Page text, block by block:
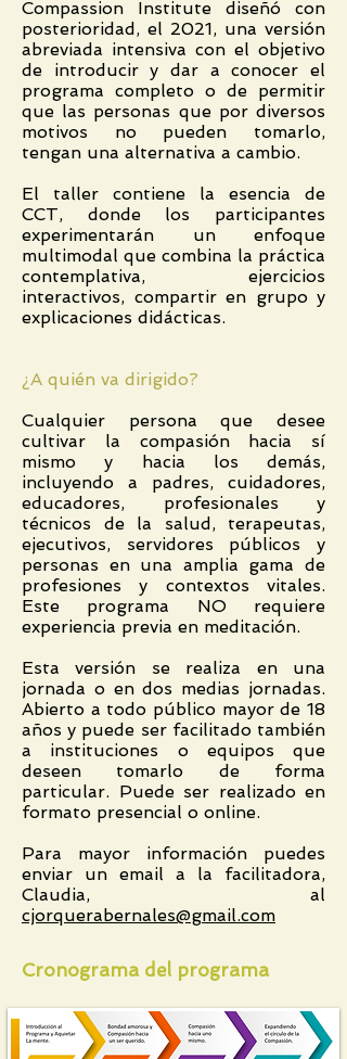
Compassion Institute diseñó con
posterioridad, el 2021, una versión
abreviada intensiva con el objetivo
de introducir y dar a conocer el
programa completo o de permitir
que las personas que por diversos
motivos no pueden tomarlo,
tengan una alternativa a cambio.
El taller contiene la esencia de
CCT, donde los participantes
experimentarán un enfoque
multimodal que combina la práctica
contemplativa, ejercicios
interactivos, compartir en grupo y
explicaciones didácticas.
¿A quién va dirigido?
Cualquier persona que desee
cultivar la compasión hacia sí
mismo y hacia los demás,
incluyendo a padres, cuidadores,
educadores, profesionales y
técnicos de la salud, terapeutas,
ejecutivos, servidores públicos y
personas en una amplia gama de
profesiones y contextos vitales.
Este programa NO requiere
experiencia previa en meditación.
Esta versión se realiza en una
jornada o en dos medias jornadas.
Abierto a todo público mayor de 18
años y puede ser facilitado también
a instituciones o equipos que
deseen tomarlo de forma
particular. Puede ser realizado en
formato presencial o online.
Para mayor información puedes
enviar un email a la facilitadora,
Claudia, al
cjorquerabernales@gmail.com
Cronograma del programa